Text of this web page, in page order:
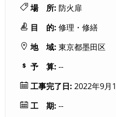
場 所: 防火扉
目 的: 修理・修繕
地 域: 東京都墨田区
予 算: --
工事完了日: 2022年9月
工 期: --